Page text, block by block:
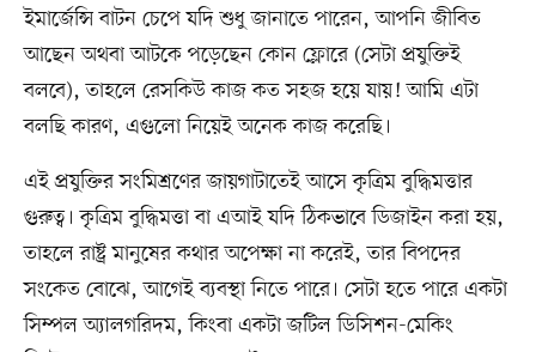
ইমার্জেন্সি বাটন চেপে যদি শুধু জানাতে পারেন, আপনি জীবিত
আছেন অথবা আটকে পড়েছেন কোন ফ্লোরে (সেটা প্রযুক্তিই
বলবে), তাহলে রেসকিউ কাজ কত সহজ হয়ে যায়! আমি এটা
বলছি কারণ, এগুলো নিয়েই অনেক কাজ করেছি।
এই প্রযুক্তির সংমিশ্রণের জায়গাটাতেই আসে কৃত্রিম বুদ্ধিমত্তার
গুরুত্ব। কৃত্রিম বুদ্ধিমত্তা বা এআই যদি ঠিকভাবে ডিজাইন করা হয়,
তাহলে রাষ্ট্র মানুষের কথার অপেক্ষা না করেই, তার বিপদের
সংকেত বোঝে, আগেই ব্যবস্থা নিতে পারে। সেটা হতে পারে একটা
সিম্পল অ্যালগরিদম, কিংবা একটা জটিল ডিসিশন-মেকিং